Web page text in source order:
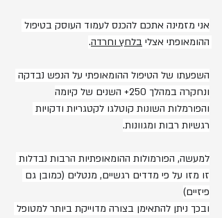
אני מזמינה אתכם להכנס לעמוד העוסק בטיפול
ההומאופתי אצלי בלחץ וחרדה.
השפעתו של הטיפול ההומאופתי על הנפש נבדקה
ונחקרה במהלך 250+ השנים של קיומה
והפורמלות השונות קוטלגו לקטגריות ודקויות
רגשיות רבות ומגוונות.
למעשה, הפורמולות ההומאופתיות הרבות נבדלות
זו מזו על פי מדדים רגשיים, מנטלים (כמובן גם
פיזיים)
ובכך ניתן להתאימן בצורה מדוייקת ביותר למטופל